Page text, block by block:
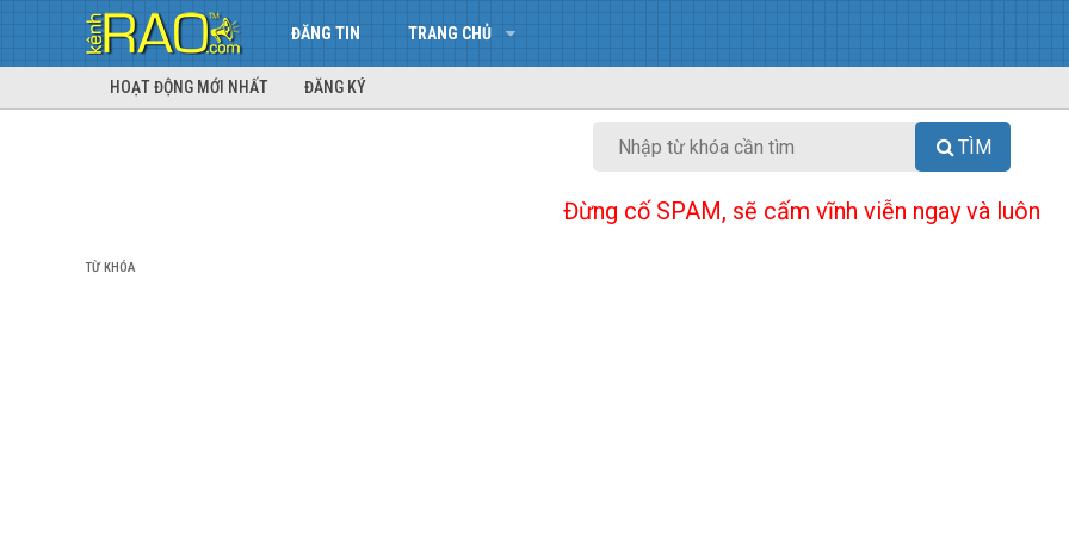
ĐĂNG TIN TRANG CHỦ
HOẠT ĐỘNG MỚI NHẤT ĐĂNG KÝ
TÌM
Đừng cố SPAM, sẽ cấm vĩnh viễn ngay và luôn
TỪ KHÓA